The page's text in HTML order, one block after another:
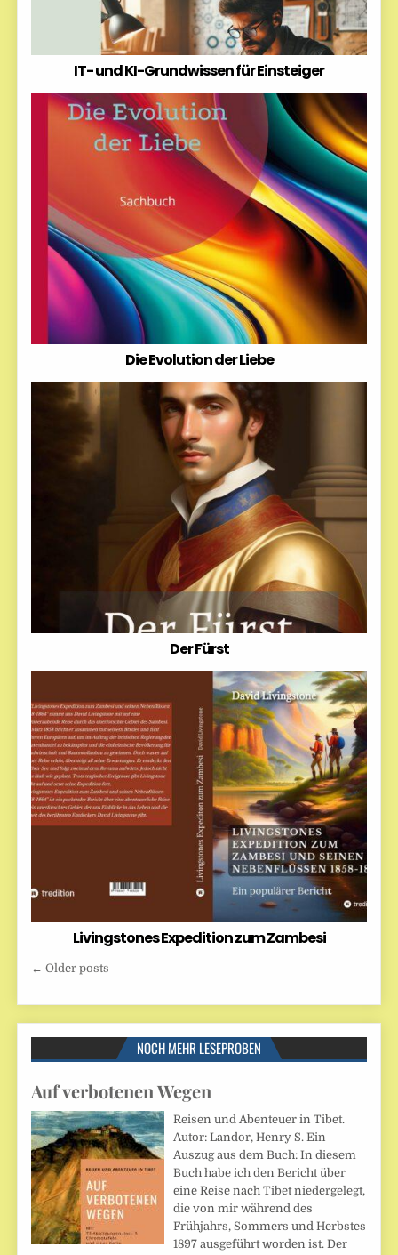
IT- und KI-Grundwissen für Einsteiger
Die Evolution der Liebe
Der Fürst
Livingstones Expedition zum Zambesi
Beitragsnavigation
← Older posts
NOCH MEHR LESEPROBEN
Auf verbotenen Wegen
Reisen und Abenteuer in Tibet.
Autor: Landor, Henry S. Ein
Auszug aus dem Buch: In diesem
Buch habe ich den Bericht über
eine Reise nach Tibet niedergelegt,
die von mir während des
Frühjahrs, Sommers und Herbstes
1897 ausgeführt worden ist. Der